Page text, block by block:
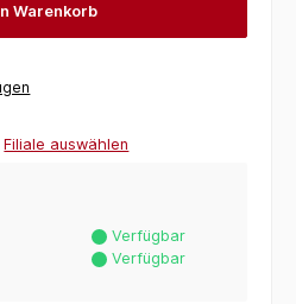
Warenkorb
Filiale auswählen
Verfügbar
Verfügbar